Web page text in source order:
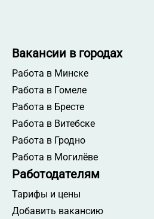
Работа кассиром-
Работа промоутером
Работа мастером участка
Работа сортировщиком
Работа кладовщиком
Работа прорабом
Работа контролером ОТК
Работа руководителем
сервиса
Вакансии в городах
Работа в Минске
Работа в Гомеле
Работа в Бресте
Работа в Витебске
Работа в Гродно
Работа в Могилёве
Работодателям
Тарифы и цены
Добавить вакансию